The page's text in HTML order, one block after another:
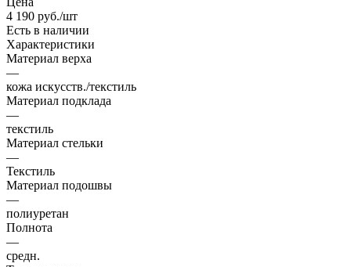
4 190 руб./шт
Есть в наличии
Характеристики
Материал верха
—
кожа искусств./текстиль
Материал подклада
—
текстиль
Материал стельки
—
Текстиль
Материал подошвы
—
полиуретан
Полнота
—
средн.